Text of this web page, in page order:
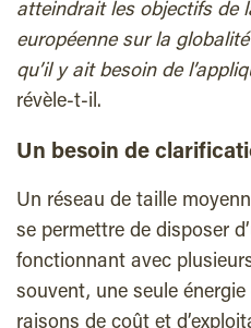
atteindrait les objectifs de
européenne sur la
qu’il y ait besoin de
révèle-t-il.
Un besoin de
Un réseau de taille
se permettre de disposer
fonctionnant avec
souvent, une seule